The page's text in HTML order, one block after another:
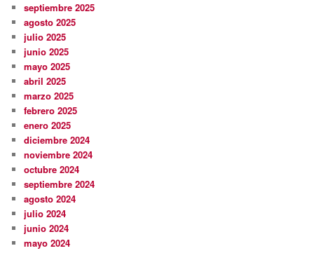
septiembre 2025
agosto 2025
julio 2025
junio 2025
mayo 2025
abril 2025
marzo 2025
febrero 2025
enero 2025
diciembre 2024
noviembre 2024
octubre 2024
septiembre 2024
agosto 2024
julio 2024
junio 2024
mayo 2024